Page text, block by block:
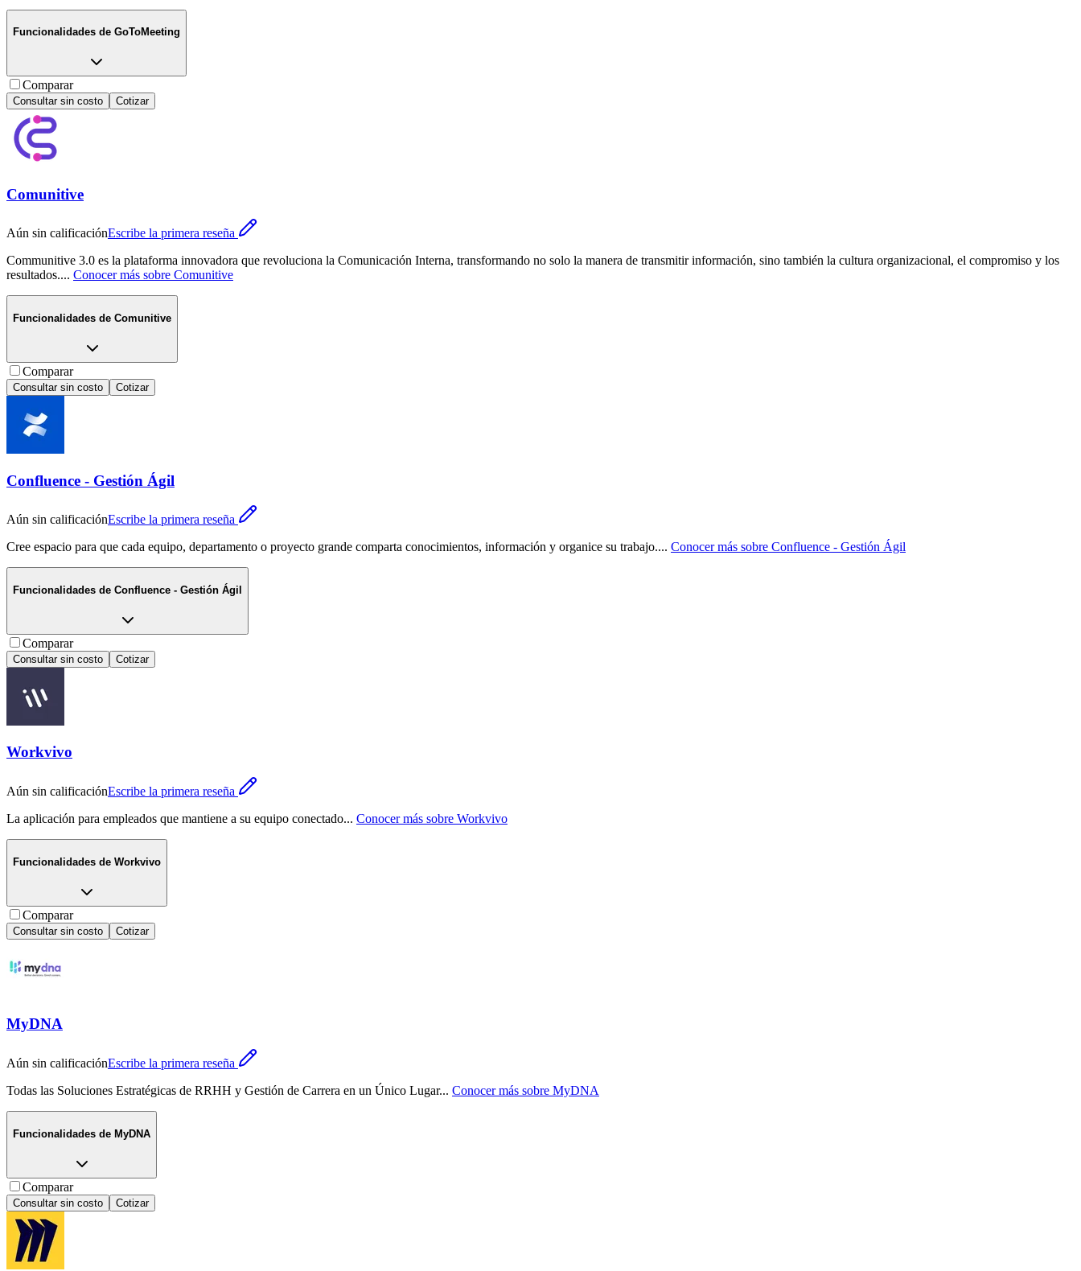
Funcionalidades de GoToMeeting
Comparar
Consultar sin costo Cotizar
Comunitive
Aún sin calificaciónEscribe la primera reseña
Communitive 3.0 es la plataforma innovadora que revoluciona la Comunicación Interna, transformando no solo la manera de transmitir información, sino también la cultura organizacional, el compromiso y los
resultados.... Conocer más sobre Comunitive
Funcionalidades de Comunitive
Comparar
Consultar sin costo Cotizar
Confluence - Gestión Ágil
Aún sin calificaciónEscribe la primera reseña
Cree espacio para que cada equipo, departamento o proyecto grande comparta conocimientos, información y organice su trabajo.... Conocer más sobre Confluence - Gestión Ágil
Funcionalidades de Confluence - Gestión Ágil
Comparar
Consultar sin costo Cotizar
Workvivo
Aún sin calificaciónEscribe la primera reseña
La aplicación para empleados que mantiene a su equipo conectado... Conocer más sobre Workvivo
Funcionalidades de Workvivo
Comparar
Consultar sin costo Cotizar
MyDNA
Aún sin calificaciónEscribe la primera reseña
Todas las Soluciones Estratégicas de RRHH y Gestión de Carrera en un Único Lugar... Conocer más sobre MyDNA
Funcionalidades de MyDNA
Comparar
Consultar sin costo Cotizar